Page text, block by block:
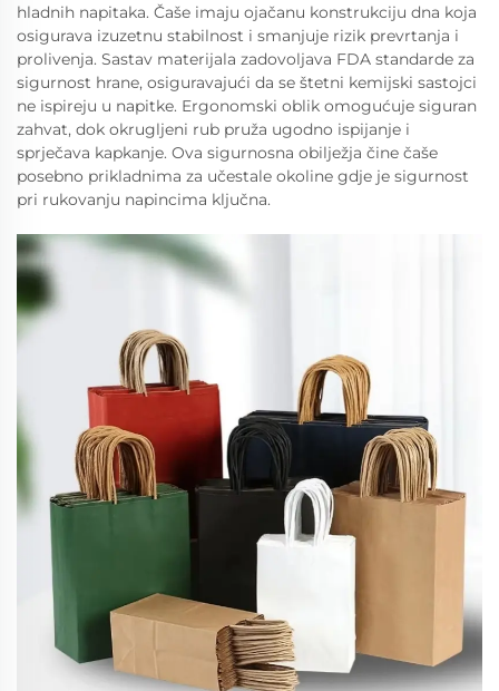
hladnih napitaka. Čaše imaju ojačanu konstrukciju dna koja
osigurava izuzetnu stabilnost i smanjuje rizik prevrtanja i
prolivenja. Sastav materijala zadovoljava FDA standarde za
sigurnost hrane, osiguravajući da se štetni kemijski sastojci
ne ispireju u napitke. Ergonomski oblik omogućuje siguran
zahvat, dok okrugljeni rub pruža ugodno ispijanje i
sprječava kapkanje. Ova sigurnosna obilježja čine čaše
posebno prikladnima za učestale okoline gdje je sigurnost
pri rukovanju napincima ključna.